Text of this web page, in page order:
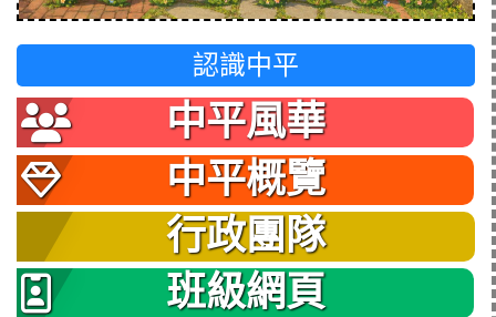
認識中平
中平風華
中平概覽
行政團隊
班級網頁